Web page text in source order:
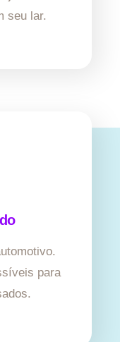
seu lar.
para